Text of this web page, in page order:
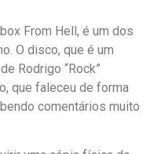
From Hell, é um dos
O disco, que é um
Rodrigo “Rock”
que faleceu de forma
comentários muito